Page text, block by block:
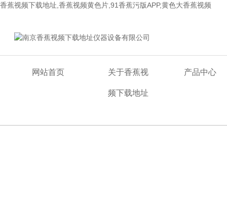
香蕉视频下载地址,香蕉视频黄色片,91香蕉污版APP,黄色大香蕉视频
网站首页 关于香蕉视
频下载地址
产品中心